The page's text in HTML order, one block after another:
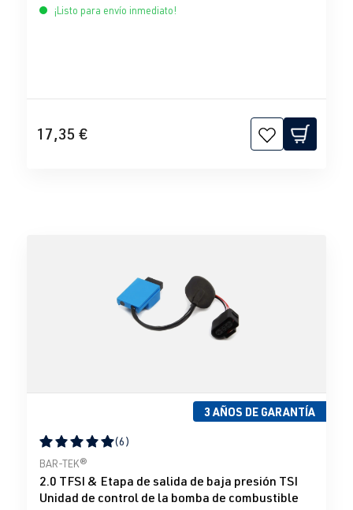
¡Listo para envío inmediato!
17,35 €
3 AÑOS DE GARANTÍA
Calificación promedio de 5 de 5 estrellas
(6)
BAR-TEK®
2.0 TFSI & Etapa de salida de baja presión TSI
Unidad de control de la bomba de combustible